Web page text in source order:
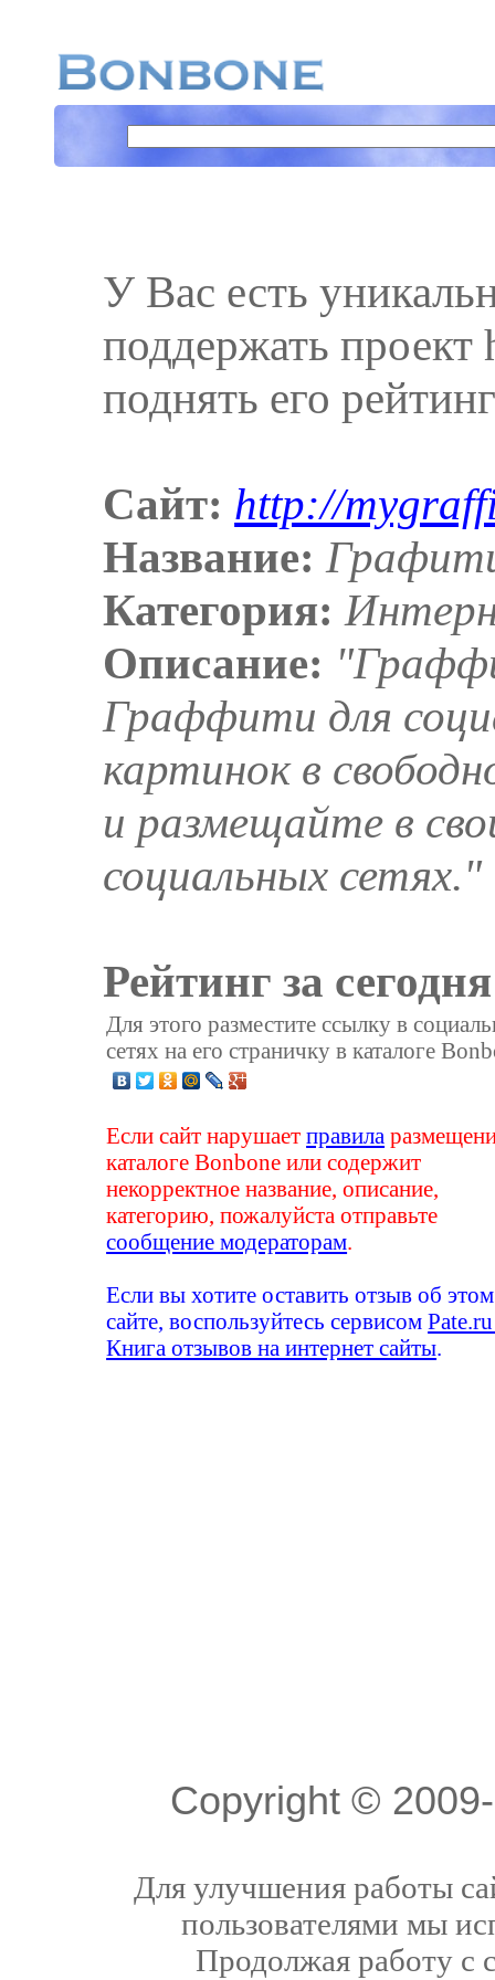
У Вас есть
поддержать
поднять его
Сайт: http://
Название:
Категория:
Описание:
Граффити для
картинок в
и размещайте в
социальных сетях."
Рейтинг за
Для этого разместите ссылку в
сетях на его страничку в каталоге
Если сайт нарушаетправила
каталоге Bonbone или содержит
некорректное название, описание,
категорию, пожалуйста отправьте
сообщение модераторам
Если вы хотите оставить отзыв об этом
сайте, воспользуйтесь сервисом
Книга отзывов на интернет сайты
Copyright ©
Для улучшения работы
пользователями мы
Продолжая работу с